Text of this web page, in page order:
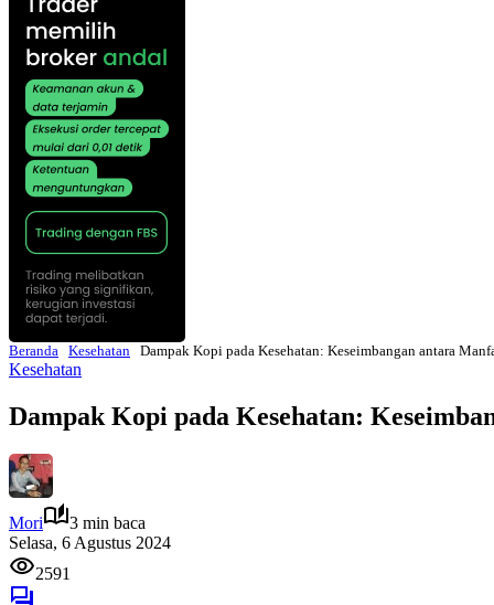
Beranda Kesehatan Dampak Kopi pada Kesehatan: Keseimbangan antara
Kesehatan
Dampak Kopi pada Kesehatan:
Mori
3 min baca
Selasa, 6 Agustus 2024
2591